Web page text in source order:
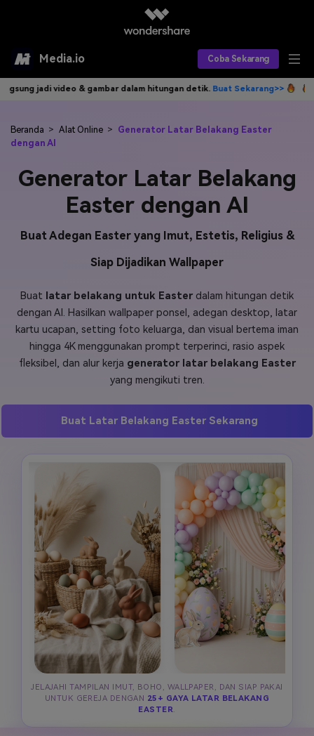
Media.io Coba Sekarang
Alat AI
AI Video
Model AI yang Didukung
Produk AI
Editor Audio AI
Efek Video
Sumber Daya
Panduan Pengguna Apa yang Baru
FAQs Hubungi Kami
Postingan Terbaru
Masuk
Berkreasi dengan AI
hitungan detik.Buat Sekarang>> Tulis idemu, AI langsung jadi
Beranda > Alat Online > Generator Latar Belakang Easter
dengan AI
Generator Latar Belakang
Easter dengan AI
Buat Adegan Easter yang Imut, Estetis, Religius &
Siap Dijadikan Wallpaper
Buat latar belakang untuk Easter dalam hitungan detik
dengan AI. Hasilkan wallpaper ponsel, adegan desktop, latar
kartu ucapan, setting foto keluarga, dan visual bertema iman
hingga 4K menggunakan prompt terperinci, rasio aspek
fleksibel, dan alur kerja generator latar belakang Easter
yang mengikuti tren.
Buat Latar Belakang Easter Sekarang
JELAJAHI TAMPILAN IMUT, BOHO, WALLPAPER, DAN SIAP PAKAI
UNTUK GEREJA DENGAN 25+ GAYA LATAR BELAKANG
EASTER.